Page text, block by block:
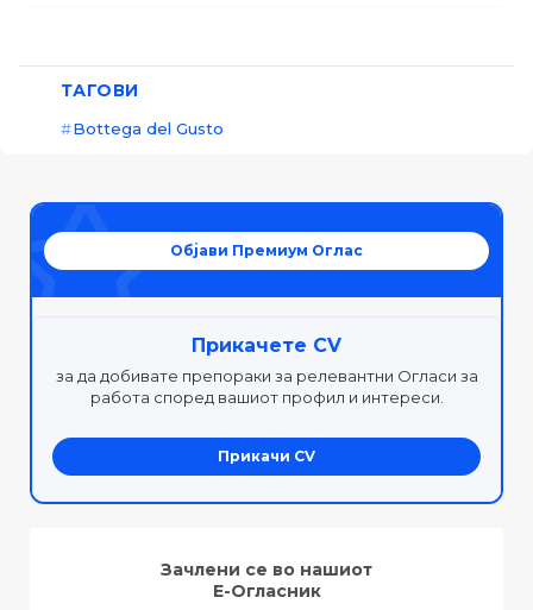
ТАГОВИ
Bottega del Gusto
Објави Премиум Оглас
Прикачете CV
за да добивате препораки за релевантни Огласи за
работа според вашиот профил и интереси.
Прикачи CV
Зачлени се во нашиот
Е-Огласник